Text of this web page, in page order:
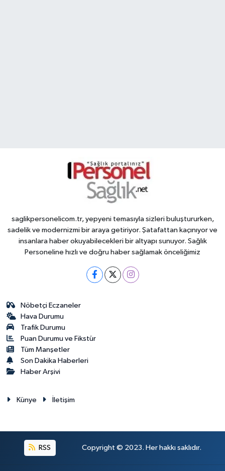
saglikpersonelicom.tr, yepyeni temasıyla sizleri buluştururken,
sadelik ve modernizmi bir araya getiriyor. Şatafattan kaçınıyor ve
insanlara haber okuyabilecekleri bir altyapı sunuyor. Sağlık
Personeline hızlı ve doğru haber sağlamak önceliğimiz
Nöbetçi Eczaneler
Hava Durumu
Trafik Durumu
Puan Durumu ve Fikstür
Tüm Manşetler
Son Dakika Haberleri
Haber Arşivi
Künye İletişim
RSS Copyright © 2023. Her hakkı saklıdır.